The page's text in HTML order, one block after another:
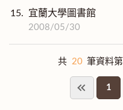
15. 宜蘭大學圖書館
2008/05/30
共 20 筆資料第
1